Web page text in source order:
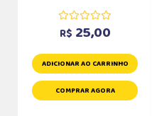
R$ 25,00
ADICIONAR AO CARRINHO
COMPRAR AGORA